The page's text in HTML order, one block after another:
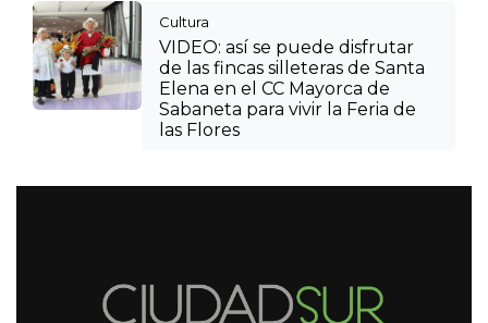
Cultura
VIDEO: así se puede disfrutar
de las fincas silleteras de Santa
Elena en el CC Mayorca de
Sabaneta para vivir la Feria de
las Flores